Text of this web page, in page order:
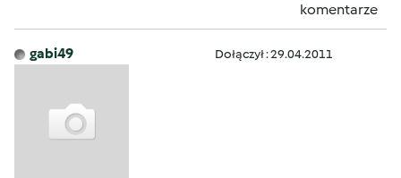
komentarze
gabi49 Dołączył : 29.04.2011